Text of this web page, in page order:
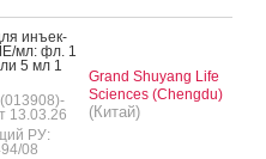
инъ­ек­
мл: фл. 1
5 мл 1
13.03.26
РУ:
08
Grand Shuyang Life
Sciences (Chengdu)
(Китай)